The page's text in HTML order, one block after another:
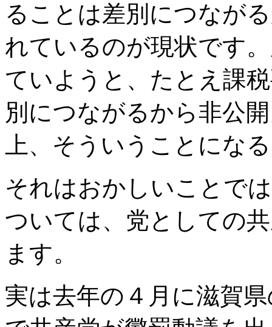
ることは差別につなが
れているのが現状です
ていようと、たとえ課
別につながるから非公
上、そういうことにな
それはおかしいことで
ついては、党としての
ます。
実は去年の４月に滋賀